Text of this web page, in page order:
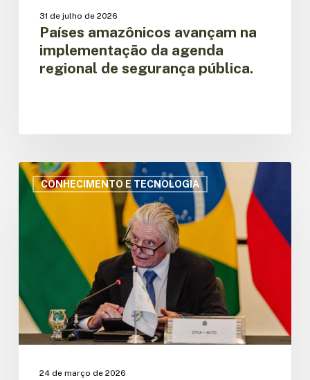
31 de julho de 2026
Países amazônicos avançam na
implementação da agenda
regional de segurança pública.
CONHECIMENTO E TECNOLOGIA
“Sem
ciência
não
estratégia,
escala
sem
24 de março de 2026